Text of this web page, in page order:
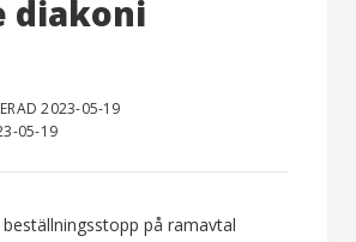
diakoni
2023-05-19
05-19
på ramavtal